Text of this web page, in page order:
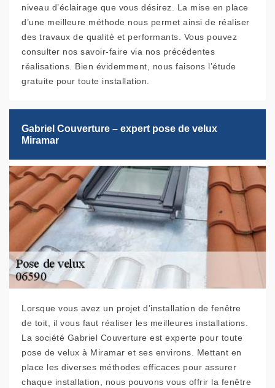
niveau d’éclairage que vous désirez. La mise en place
d’une meilleure méthode nous permet ainsi de réaliser
des travaux de qualité et performants. Vous pouvez
consulter nos savoir-faire via nos précédentes
réalisations. Bien évidemment, nous faisons l’étude
gratuite pour toute installation.
Gabriel Couverture – expert pose de velux
Miramar
Lorsque vous avez un projet d’installation de fenêtre
de toit, il vous faut réaliser les meilleures installations.
La société Gabriel Couverture est experte pour toute
pose de velux à Miramar et ses environs. Mettant en
place les diverses méthodes efficaces pour assurer
chaque installation, nous pouvons vous offrir la fenêtre